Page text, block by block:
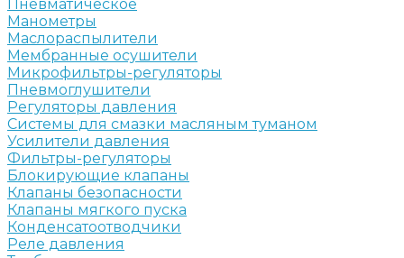
Пневматическое
Манометры
Маслораспылители
Мембранные осушители
Микрофильтры-регуляторы
Пневмоглушители
Регуляторы давления
Системы для смазки масляным туманом
Усилители давления
Фильтры-регуляторы
Блокирующие клапаны
Клапаны безопасности
Клапаны мягкого пуска
Конденсатоотводчики
Реле давления